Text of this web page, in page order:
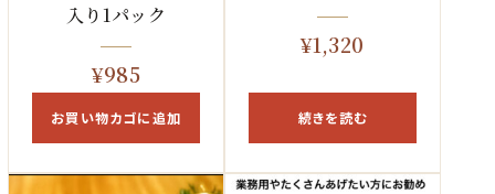
入り1パック
¥985
お買い物カゴに追加
¥1,320
続きを読む